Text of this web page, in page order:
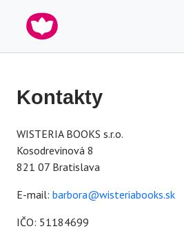
Kontakty
WISTERIA BOOKS s.r.o.
Kosodrevinová 8
821 07 Bratislava
E-mail: barbora@wisteriabooks.sk
IČO: 51184699